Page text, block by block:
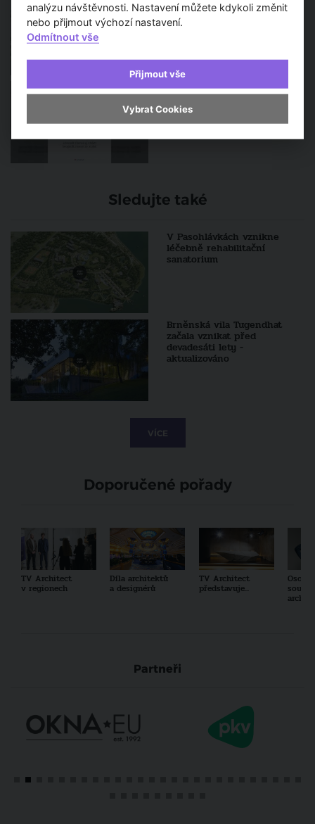
cukrovaru ožívá. Přijďte se
podívat
Miloš Fritz: Stará Praha
štětcem a objektivem
Sledujte také
V Pasohlávkách vznikne
léčebně rehabilitační
sanatorium
Brněnská vila Tugendhat
začala vznikat před
devadesáti lety -
aktualizováno
VÍCE
Doporučené pořady
TV Architect
v regionech
Díla architektů
a designérů
TV Architect
představuje...
Partneři
analýzu návštěvnosti. Nastavení můžete kdykoli změnit
nebo přijmout výchozí nastavení.
Odmítnout vše
Přijmout vše
Vybrat Cookies